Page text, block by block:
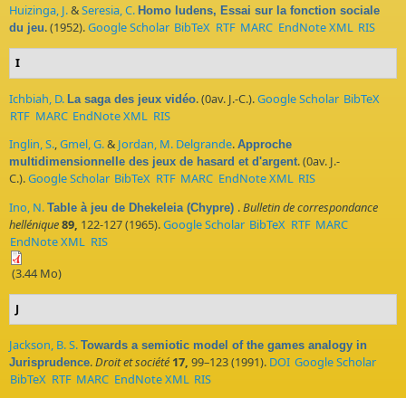
Huizinga, J.&Seresia, C. Homo ludens, Essai sur la fonction sociale
du jeu. (1952).Google Scholar BibTeX RTF MARC EndNote XML RIS
I
Ichbiah, D. La saga des jeux vidéo. (0av. J.-C.).Google Scholar BibTeX
RTF MARC EndNote XML RIS
Inglin, S.,Gmel, G.& Jordan, M. Delgrande. Approche
multidimensionnelle des jeux de hasard et d'argent. (0av. J.-
C.).Google Scholar BibTeX RTF MARC EndNote XML RIS
Ino, N. Table à jeu de Dhekeleia (Chypre) .Bulletin de correspondance
hellénique89, 122-127 (1965).Google Scholar BibTeX RTF MARC
EndNote XML RIS
(3.44 Mo)
J
Jackson, B. S. Towards a semiotic model of the games analogy in
Jurisprudence.Droit et société 17, 99–123 (1991). DOI Google Scholar
BibTeX RTF MARC EndNote XML RIS